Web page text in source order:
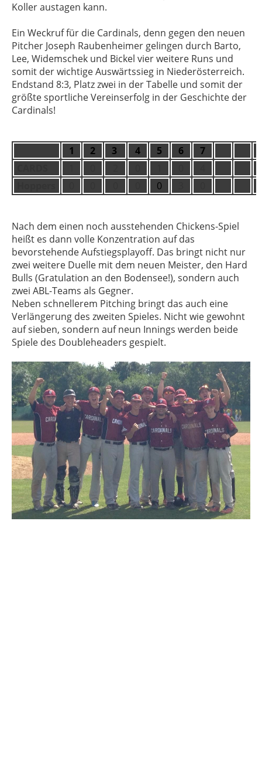
Koller austagen kann.
Ein Weckruf für die Cardinals, denn gegen den neuen
Pitcher Joseph Raubenheimer gelingen durch Barto,
Lee, Widemschek und Bickel vier weitere Runs und
somit der wichtige Auswärtssieg in Niederösterreich.
Endstand 8:3, Platz zwei in der Tabelle und somit der
größte sportliche Vereinserfolg in der Geschichte der
Cardinals!
1 2 3 4 5 6
7
0
Nach dem einen noch ausstehenden Chickens-Spiel
heißt es dann volle Konzentration auf das
bevorstehende Aufstiegsplayoff. Das bringt nicht nur
zwei weitere Duelle mit dem neuen Meister, den Hard
Bulls (Gratulation an den Bodensee!), sondern auch
zwei ABL-Teams als Gegner.
Neben schnellerem Pitching bringt das auch eine
Verlängerung des zweiten Spieles. Nicht wie gewohnt
auf sieben, sondern auf neun Innings werden beide
Spiele des Doubleheaders gespielt.